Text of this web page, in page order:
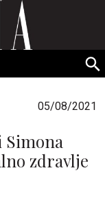
05/08/2021
Simona
zdravlje